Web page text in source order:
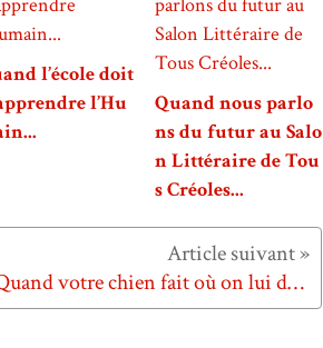
l’école doit
l’Hu
Quand nous parlo
ns du futur au Salo
n Littéraire de Tou
s Créoles...
Quand votre chien fait où on lui dit de faire...